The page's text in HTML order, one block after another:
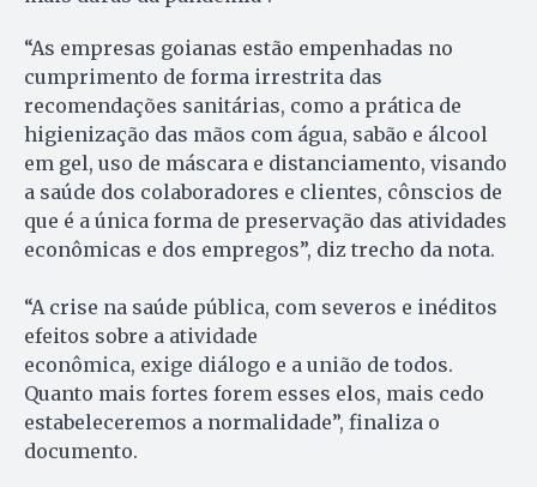
“As empresas goianas estão empenhadas no
cumprimento de forma irrestrita das
recomendações sanitárias, como a prática de
higienização das mãos com água, sabão e álcool
em gel, uso de máscara e distanciamento, visando
a saúde dos colaboradores e clientes, cônscios de
que é a única forma de preservação das atividades
econômicas e dos empregos”, diz trecho da nota.
“A crise na saúde pública, com severos e inéditos
efeitos sobre a atividade
econômica, exige diálogo e a união de todos.
Quanto mais fortes forem esses elos, mais cedo
estabeleceremos a normalidade”, finaliza o
documento.